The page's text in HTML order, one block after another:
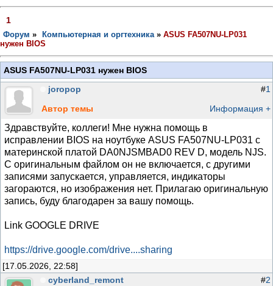
1
Форум » Компьютерная и оргтехника » ASUS FA507NU-LP031
нужен BIOS
ASUS FA507NU-LP031 нужен BIOS
joropop
Автор темы
#1
Информация +
Здравствуйте, коллеги! Мне нужна помощь в
исправлении BIOS на ноутбуке ASUS FA507NU-LP031 с
материнской платой DA0NJSMBAD0 REV D, модель NJS.
С оригинальным файлом он не включается, с другими
записями запускается, управляется, индикаторы
загораются, но изображения нет. Прилагаю оригинальную
запись, буду благодарен за вашу помощь.
Link GOOGLE DRIVE
https://drive.google.com/drive....sharing
[17.05.2026, 22:58]
cyberland_remont
#2